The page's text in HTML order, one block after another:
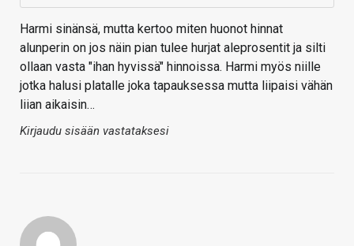
Harmi sinänsä, mutta kertoo miten huonot hinnat
alunperin on jos näin pian tulee hurjat aleprosentit ja silti
ollaan vasta "ihan hyvissä" hinnoissa. Harmi myös niille
jotka halusi platalle joka tapauksessa mutta liipaisi vähän
liian aikaisin…
Kirjaudu sisään vastataksesi